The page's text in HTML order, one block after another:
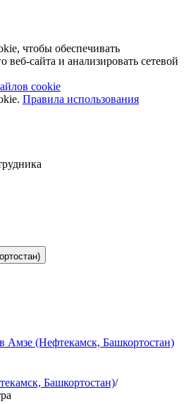
чтобы обеспечивать
сайта и анализировать сетевой
cookie
Правила использования
Амзе (Нефтекамск, Башкортостан)
Башкортостан)/